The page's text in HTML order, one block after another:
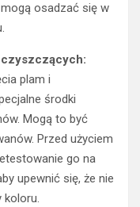
osadzać się w
plam i
środki
Mogą to być
Przed użyciem
go na
upewnić się, że nie
koloru.